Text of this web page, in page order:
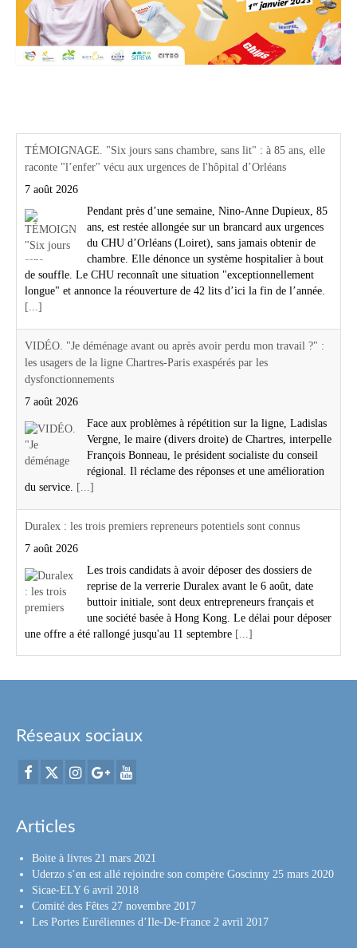
TÉMOIGNAGE. "Six jours sans chambre, sans lit" : à 85 ans, elle
raconte "l’enfer" vécu aux urgences de l'hôpital d’Orléans
7 août 2026
Pendant près d’une semaine, Nino-Anne Dupieux, 85
ans, est restée allongée sur un brancard aux urgences
du CHU d’Orléans (Loiret), sans jamais obtenir de
chambre. Elle dénonce un système hospitalier à bout
de souffle. Le CHU reconnaît une situation "exceptionnellement
longue" et annonce la réouverture de 42 lits d’ici la fin de l’année.
[...]
VIDÉO. "Je déménage avant ou après avoir perdu mon travail ?" :
les usagers de la ligne Chartres-Paris exaspérés par les
dysfonctionnements
7 août 2026
Face aux problèmes à répétition sur la ligne, Ladislas
Vergne, le maire (divers droite) de Chartres, interpelle
François Bonneau, le président socialiste du conseil
régional. Il réclame des réponses et une amélioration
du service. [...]
Duralex : les trois premiers repreneurs potentiels sont connus
7 août 2026
Les trois candidats à avoir déposer des dossiers de
reprise de la verrerie Duralex avant le 6 août, date
buttoir initiale, sont deux entrepreneurs français et
une société basée à Hong Kong. Le délai pour déposer
une offre a été rallongé jusqu'au 11 septembre [...]
Réseaux sociaux
Articles
Boite à livres 21 mars 2021
Uderzo s’en est allé rejoindre son compère Goscinny 25 mars 2020
Sicae-ELY 6 avril 2018
Comité des Fêtes 27 novembre 2017
Les Portes Euréliennes d’Ile-De-France 2 avril 2017